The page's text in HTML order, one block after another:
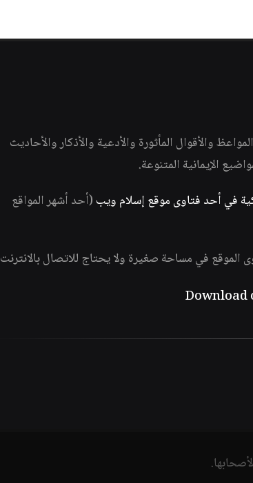
والأقوال المأثورة والأدعية والأذكار والأحاديث
الإيمانية المتنوعة.
في أحد فتاوى موقع إسلام ويب (أحد أشهر المواقع
الموقع في مساحة صغيرة ولا يحتاج للاتصال بالانترنت